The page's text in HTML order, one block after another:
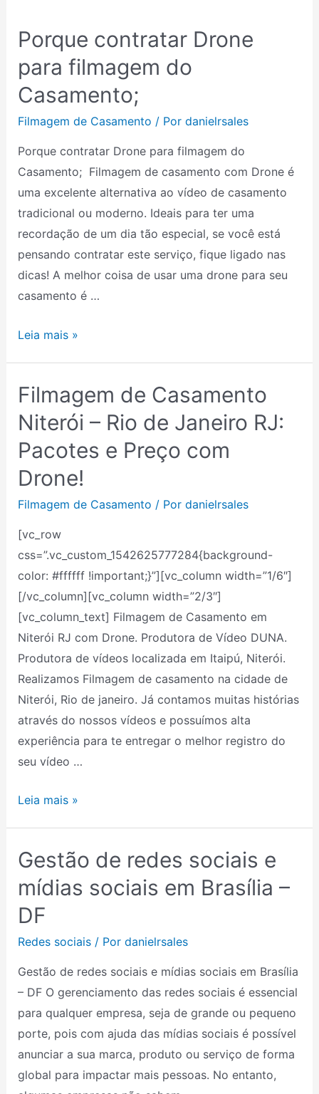
Porque contratar Drone
para filmagem do
Casamento;
Filmagem de Casamento / Por danielrsales
Porque contratar Drone para filmagem do
Casamento; Filmagem de casamento com Drone é
uma excelente alternativa ao vídeo de casamento
tradicional ou moderno. Ideais para ter uma
recordação de um dia tão especial, se você está
pensando contratar este serviço, fique ligado nas
dicas! A melhor coisa de usar uma drone para seu
casamento é …
Drone
para
filmagem
do
Casamento;
Leia mais »
Filmagem de Casamento
Niterói – Rio de Janeiro RJ:
Pacotes e Preço com
Drone!
Filmagem de Casamento / Por danielrsales
[vc_row
css=”.vc_custom_1542625777284{background-
color: #ffffff !important;}”][vc_column width=”1/6″]
[/vc_column][vc_column width=”2/3″]
[vc_column_text] Filmagem de Casamento em
Niterói RJ com Drone. Produtora de Vídeo DUNA.
Produtora de vídeos localizada em Itaipú, Niterói.
Realizamos Filmagem de casamento na cidade de
Niterói, Rio de janeiro. Já contamos muitas histórias
através do nossos vídeos e possuímos alta
experiência para te entregar o melhor registro do
seu vídeo …
Filmagem
Casamento
Niterói
–
de
Janeiro
RJ:
Pacotes
e
Preço
com
Drone!
Leia mais »
Gestão de redes sociais e
mídias sociais em Brasília –
DF
Redes sociais/ Por danielrsales
Gestão de redes sociais e mídias sociais em Brasília
– DF O gerenciamento das redes sociais é essencial
para qualquer empresa, seja de grande ou pequeno
porte, pois com ajuda das mídias sociais é possível
anunciar a sua marca, produto ou serviço de forma
global para impactar mais pessoas. No entanto,
Gestão
redes
sociais
e
sociais
em
Brasília
–
DF